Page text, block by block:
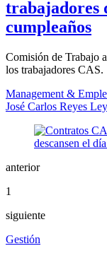
trabajadores
cumpleaños
Comisión de Trabajo
los trabajadores CAS.
Management &
José Carlos Reyes
anterior
1
siguiente
Gestión